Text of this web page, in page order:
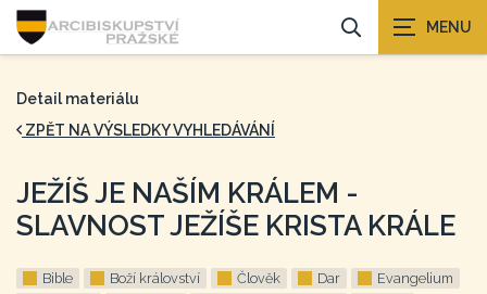
Detail materiálu
ZPĚT NA VÝSLEDKY VYHLEDÁVÁNÍ
JEŽÍŠ JE NAŠÍM KRÁLEM -
SLAVNOST JEŽÍŠE KRISTA KRÁLE
Bible Boží království Člověk Dar
Evangelium